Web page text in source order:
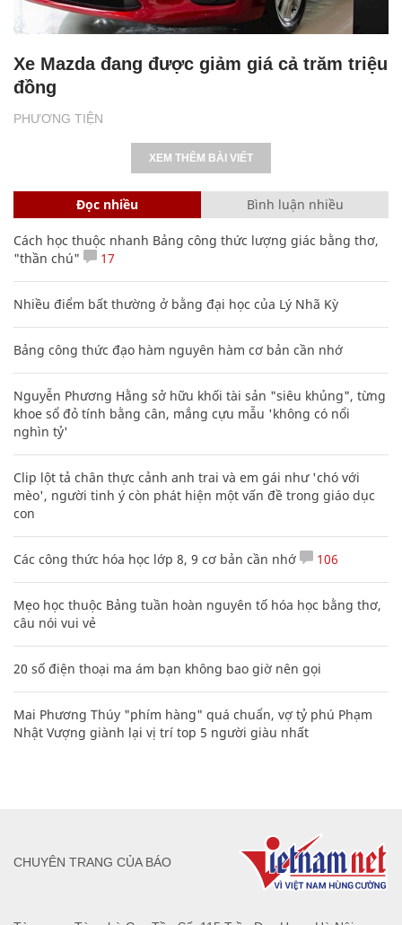
PHƯƠNG TIỆN
Xe Mazda đang được giảm giá cả trăm triệu
đồng
XEM THÊM BÀI VIẾT
Đọc nhiều Bình luận nhiều
Cách học thuộc nhanh Bảng công thức lượng giác bằng thơ,
"thần chú"
17
Nhiều điểm bất thường ở bằng đại học của Lý Nhã Kỳ
Bảng công thức đạo hàm nguyên hàm cơ bản cần nhớ
Nguyễn Phương Hằng sở hữu khối tài sản "siêu khủng", từng
khoe sổ đỏ tính bằng cân, mắng cựu mẫu 'không có nổi
nghìn tỷ'
Clip lột tả chân thực cảnh anh trai và em gái như 'chó với
mèo', người tinh ý còn phát hiện một vấn đề trong giáo dục
con
Các công thức hóa học lớp 8, 9 cơ bản cần nhớ 106
Mẹo học thuộc Bảng tuần hoàn nguyên tố hóa học bằng thơ,
câu nói vui vẻ
20 số điện thoại ma ám bạn không bao giờ nên gọi
Mai Phương Thúy "phím hàng" quá chuẩn, vợ tỷ phú Phạm
Nhật Vượng giành lại vị trí top 5 người giàu nhất
CHUYÊN TRANG CỦA BÁO